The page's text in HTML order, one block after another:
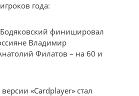
года:
финишировал
Владимир
Филатов – на 60 и
«Cardplayer» стал